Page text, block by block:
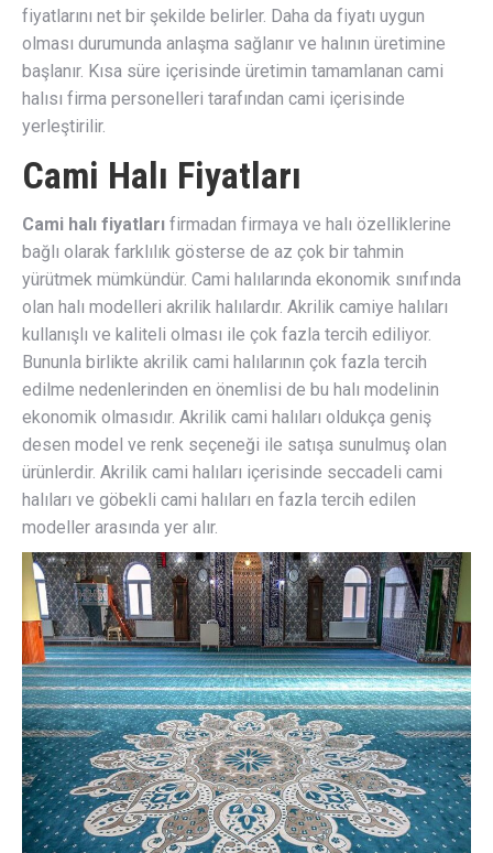
fiyatlarını net bir şekilde belirler. Daha da fiyatı uygun
olması durumunda anlaşma sağlanır ve halının üretimine
başlanır. Kısa süre içerisinde üretimin tamamlanan cami
halısı firma personelleri tarafından cami içerisinde
yerleştirilir.
Cami Halı Fiyatları
Cami halı fiyatları firmadan firmaya ve halı özelliklerine
bağlı olarak farklılık gösterse de az çok bir tahmin
yürütmek mümkündür. Cami halılarında ekonomik sınıfında
olan halı modelleri akrilik halılardır. Akrilik camiye halıları
kullanışlı ve kaliteli olması ile çok fazla tercih ediliyor.
Bununla birlikte akrilik cami halılarının çok fazla tercih
edilme nedenlerinden en önemlisi de bu halı modelinin
ekonomik olmasıdır. Akrilik cami halıları oldukça geniş
desen model ve renk seçeneği ile satışa sunulmuş olan
ürünlerdir. Akrilik cami halıları içerisinde seccadeli cami
halıları ve göbekli cami halıları en fazla tercih edilen
modeller arasında yer alır.